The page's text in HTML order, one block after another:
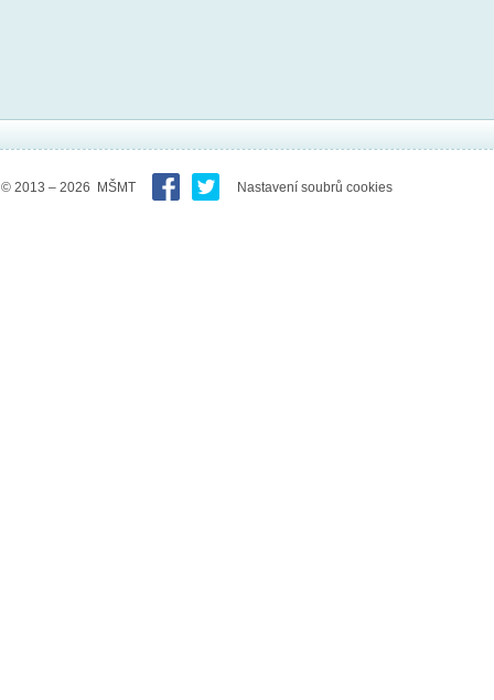
© 2013 – 2026 MŠMT Nastavení soubrů cookies